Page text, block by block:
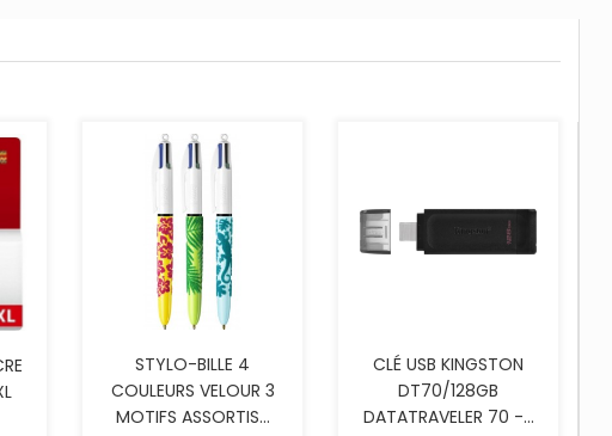
STYLO-BILLE 4
COULEURS VELOUR 3
MOTIFS ASSORTIS...
CLÉ USB KINGSTON
DT70/128GB
DATATRAVELER 70 -...